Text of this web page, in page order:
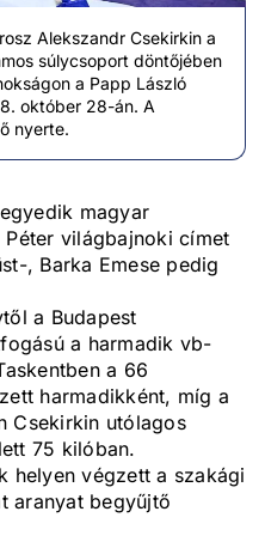
Alekszandr Csekirkin a
súlycsoport döntőjében
a Papp László
október 28-án. A
nyerte.
magyar
világbajnoki címet
, Barka Emese pedig
a Budapest
a harmadik vb-
a 66
harmadikként, míg a
Csekirkin utólagos
75 kilóban.
helyen végzett a szakági
aranyat begyűjtő